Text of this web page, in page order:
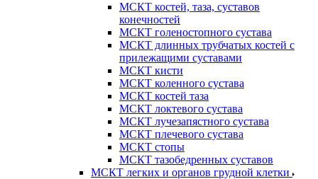
МСКТ костей, таза, суставов
конечностей
МСКТ голеностопного сустава
МСКТ длинных трубчатых костей с
прилежащими суставами
МСКТ кисти
МСКТ коленного сустава
МСКТ костей таза
МСКТ локтевого сустава
МСКТ лучезапястного сустава
МСКТ плечевого сустава
МСКТ стопы
МСКТ тазобедренных суставов
МСКТ легких и органов грудной клетки